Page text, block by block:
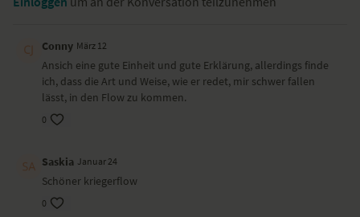
Conny März 12
Ansich eine gute Einheit und gute Erklärung, allerdings finde
ich, dass die Art und Weise, wie er redet, mir schwer fallen
lässt, in den Flow zu kommen.
0
Saskia Januar 24
Schöner kriegerflow
0